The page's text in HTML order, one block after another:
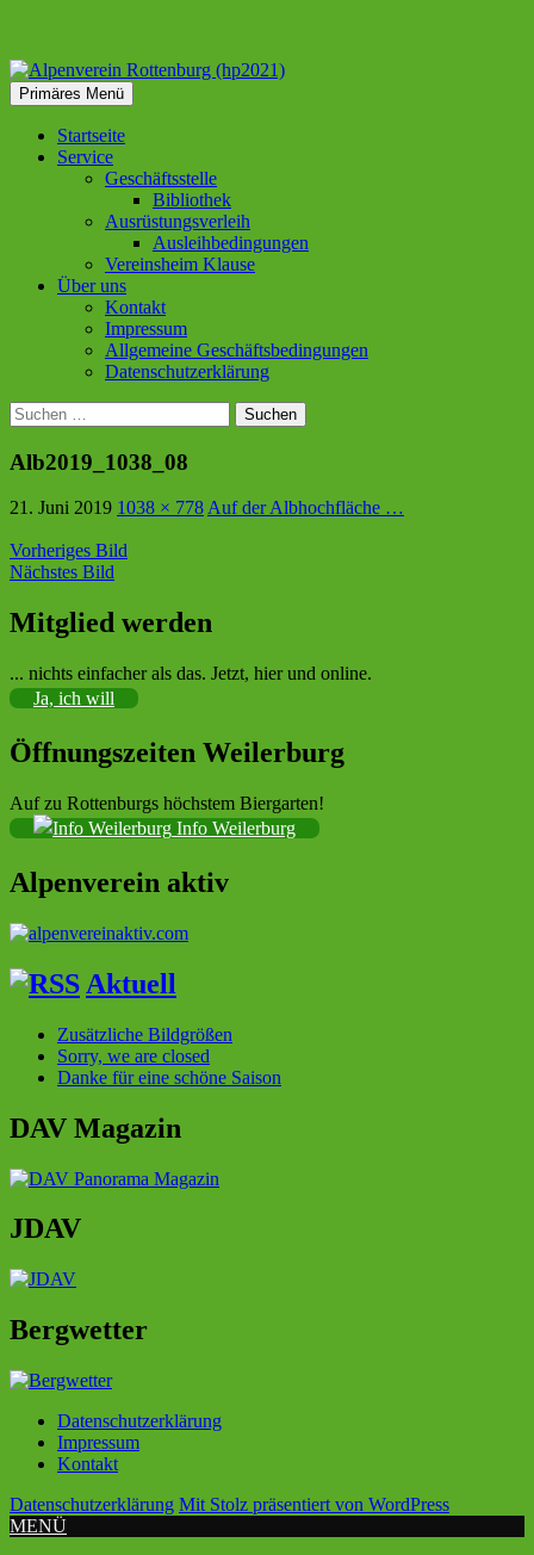
Alpenverein Rottenburg
(hp2021)
Suchen
Primäres Menü
Inhalt
Startseite
Service
Geschäftsstelle
Bibliothek
Ausrüstungsverleih
Ausleihbedingungen
Vereinsheim Klause
Über uns
Kontakt
Impressum
Allgemeine Geschäftsbedingungen
Datenschutzerklärung
Suchen
nach:
Alb2019_1038_08
21. Juni 2019 1038 × 778Auf der Albhochfläche …
Vorheriges Bild
Nächstes Bild
Sektion im Deutschen Alpenverein (DAV)
Mitglied werden
... nichts einfacher als das. Jetzt, hier und online.
Ja, ich will
Öffnungszeiten Weilerburg
Auf zu Rottenburgs höchstem Biergarten!
Info Weilerburg
Alpenverein aktiv
Aktuell
Zusätzliche Bildgrößen
Sorry, we are closed
Danke für eine schöne Saison
DAV Magazin
JDAV
Bergwetter
Datenschutzerklärung
Impressum
Kontakt
Datenschutzerklärung Mit Stolz präsentiert von WordPress
MENÜ